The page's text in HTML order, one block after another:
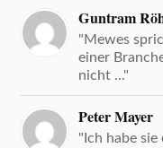
Guntram
"Mewes
einer
nicht ..."
Peter Mayer
"Ich habe